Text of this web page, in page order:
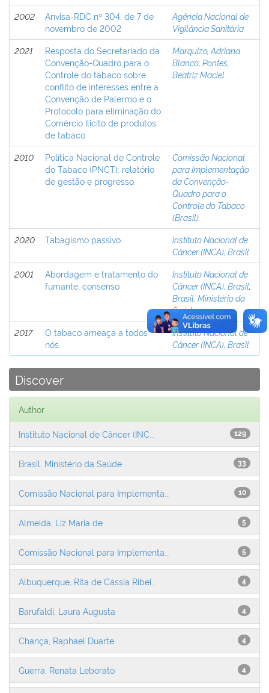
2002
Anvisa-RDC nº 304, de 7 de
novembro de 2002
Agência Nacional de
Vigilância Sanitária
2021
Resposta do Secretariado da
Convenção-Quadro para o
Controle do tabaco sobre
conflito de interesses entre a
Convenção de Palermo e o
Protocolo para eliminação do
Comércio Ilicito de produtos
de tabaco
Marquizo, Adriana
Blanco;Pontes,
Beatriz Maciel
2010
Política Nacional de Controle
do Tabaco (PNCT): relatório
de gestão e progresso.
Comissão Nacional
para Implementação
da Convenção-
Quadro para o
Controle do Tabaco
(Brasil).
2020
Tabagismo passivo.
Instituto Nacional de
Câncer (INCA), Brasil
2001
Abordagem e tratamento do
fumante: consenso
Instituto Nacional de
Câncer (INCA), Brasil;
Brasil. Ministério da
Saúde
2017
O tabaco ameaça a todos
nós.
Instituto Nacional de
Câncer (INCA), Brasil
Discover
Author
129
Instituto Nacional de Câncer (INC...
33
Brasil. Ministério da Saúde
10
Comissão Nacional para Implementa...
5
Almeida, Liz Maria de
5
Comissão Nacional para Implementa...
4
Albuquerque, Rita de Cássia Ribei...
4
Barufaldi, Laura Augusta
4
Chança, Raphael Duarte
4
Guerra, Renata Leborato